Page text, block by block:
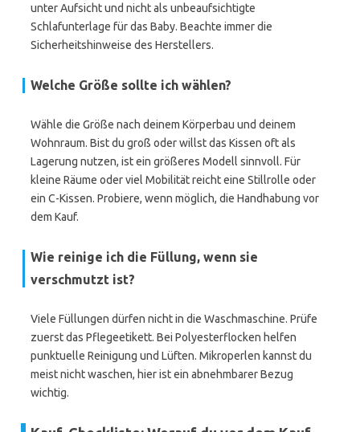
unter Aufsicht und nicht als unbeaufsichtigte
Schlafunterlage für das Baby. Beachte immer die
Sicherheitshinweise des Herstellers.
Welche Größe sollte ich wählen?
Wähle die Größe nach deinem Körperbau und deinem
Wohnraum. Bist du groß oder willst das Kissen oft als
Lagerung nutzen, ist ein größeres Modell sinnvoll. Für
kleine Räume oder viel Mobilität reicht eine Stillrolle oder
ein C-Kissen. Probiere, wenn möglich, die Handhabung vor
dem Kauf.
Wie reinige ich die Füllung, wenn sie
verschmutzt ist?
Viele Füllungen dürfen nicht in die Waschmaschine. Prüfe
zuerst das Pflegeetikett. Bei Polyesterflocken helfen
punktuelle Reinigung und Lüften. Mikroperlen kannst du
meist nicht waschen, hier ist ein abnehmbarer Bezug
wichtig.